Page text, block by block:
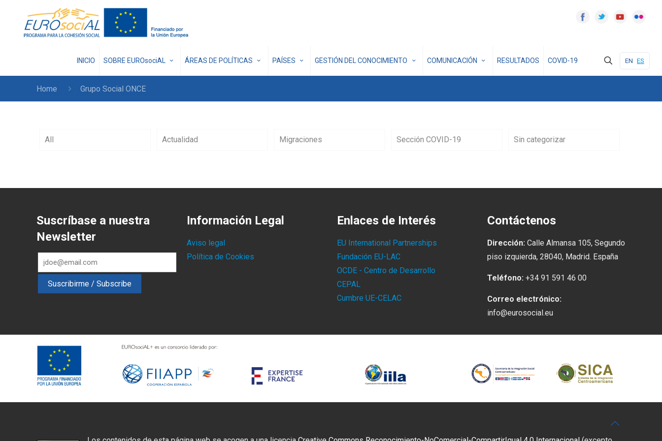
INICIO SOBRE EUROsociAL ÁREAS DE POLÍTICAS PAÍSES GESTIÓN DEL CONOCIMIENTO COMUNICACIÓN RESULTADOS COVID-19 EN ES
Home Grupo Social ONCE
All Actualidad Migraciones Sección COVID-19 Sin categorizar
Suscríbase a nuestra
Newsletter
Información Legal
Aviso legal
Política de Cookies
Enlaces de Interés
EU International Partnerships
Fundación EU-LAC
OCDE - Centro de Desarrollo
CEPAL
Cumbre UE-CELAC
Contáctenos
Dirección: Calle Almansa 105, Segundo
piso izquierda, 28040, Madrid. España
Teléfono: +34 91 591 46 00
Correo electrónico:
info@eurosocial.eu